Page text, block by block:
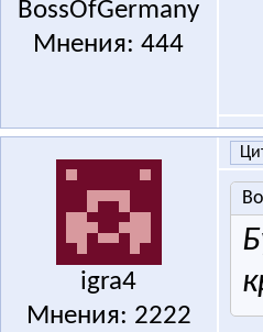
BossOfGermany
Мнения: 444
igra4
Мнения: 2222